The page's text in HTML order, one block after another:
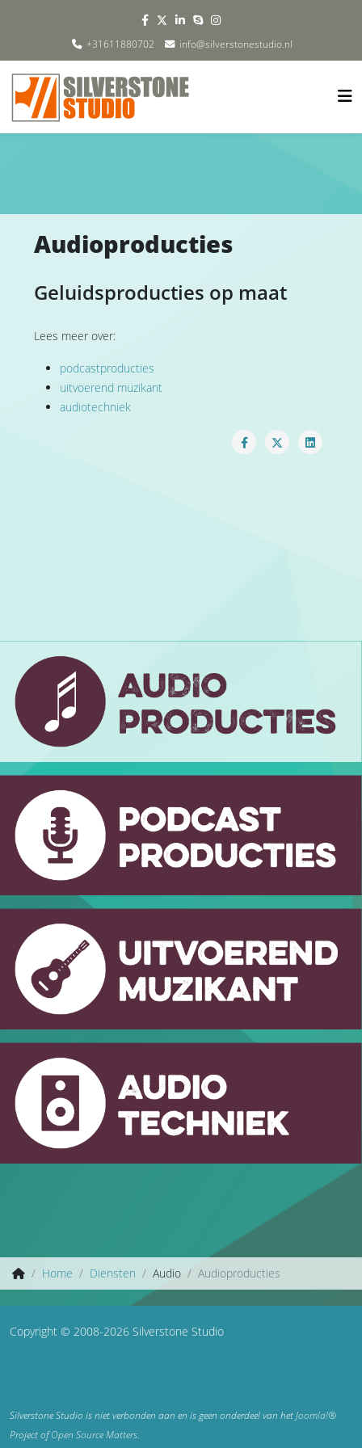
+31611880702 info@silverstonestudio.nl
Audioproducties
Geluidsproducties op maat
Lees meer over:
podcastproducties
uitvoerend muzikant
audiotechniek
Home Diensten Audio Audioproducties
Copyright © 2008-2026 Silverstone Studio
Silverstone Studio is niet verbonden aan en is geen onderdeel van hetJoomla!®
Project ofOpen Source Matters.